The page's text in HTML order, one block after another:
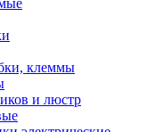
клеммы
и люстр